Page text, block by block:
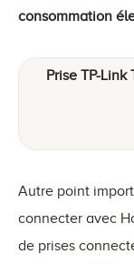
consommation
Prise TP-Link
Autre point
connecter avec
de prises